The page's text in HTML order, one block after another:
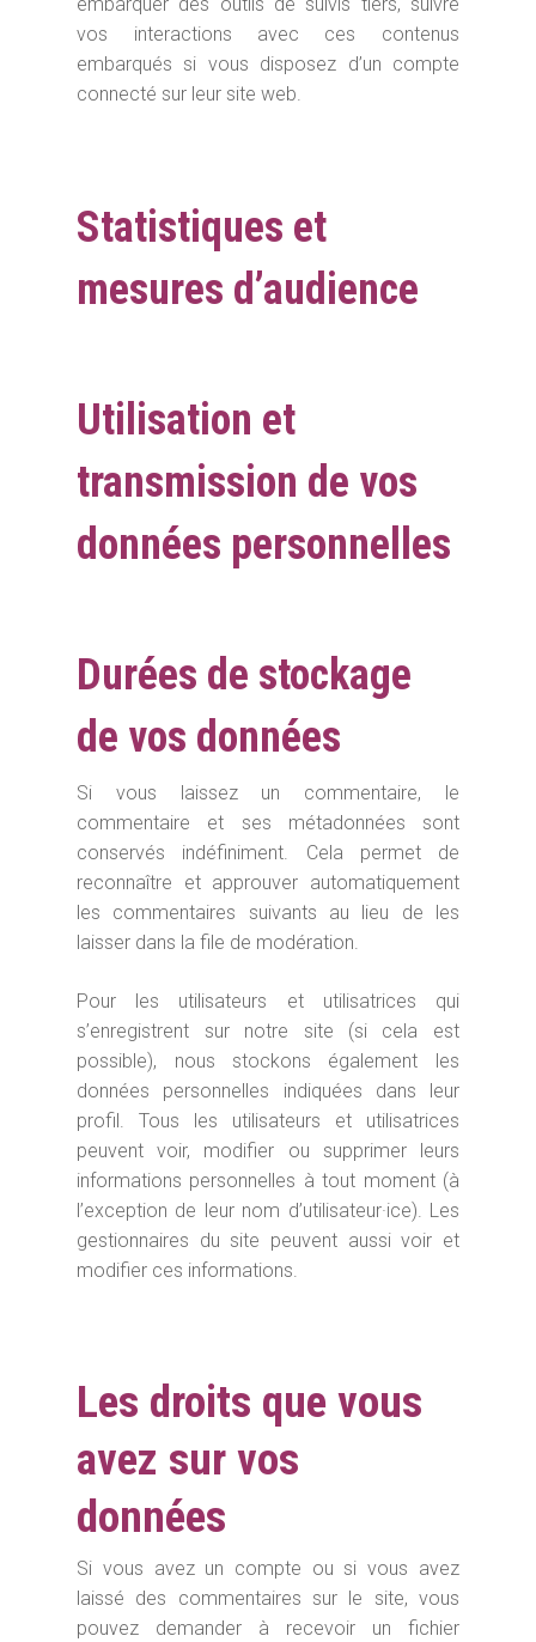
vos interactions avec ces contenus
embarqués si vous disposez d’un compte
connecté sur leur site web.
Statistiques et
mesures d’audience
Utilisation et
transmission de vos
données personnelles
Durées de stockage
de vos données
Si vous laissez un commentaire, le
commentaire et ses métadonnées sont
conservés indéfiniment. Cela permet de
reconnaître et approuver automatiquement
les commentaires suivants au lieu de les
laisser dans la file de modération.
Pour les utilisateurs et utilisatrices qui
s’enregistrent sur notre site (si cela est
possible), nous stockons également les
données personnelles indiquées dans leur
profil. Tous les utilisateurs et utilisatrices
peuvent voir, modifier ou supprimer leurs
informations personnelles à tout moment (à
l’exception de leur nom d’utilisateur·ice). Les
gestionnaires du site peuvent aussi voir et
modifier ces informations.
Les droits que vous
avez sur vos
données
Si vous avez un compte ou si vous avez
laissé des commentaires sur le site, vous
pouvez demander à recevoir un fichier